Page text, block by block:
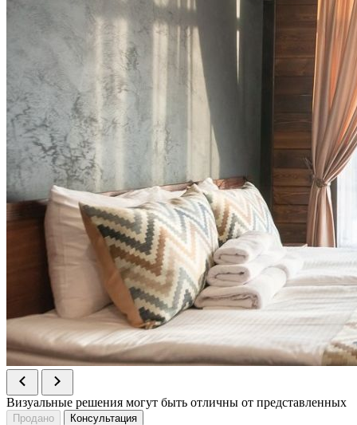
Визуальные решения могут быть отличны от представленных
Продано Консультация